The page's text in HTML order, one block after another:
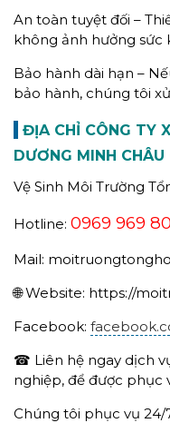
An toàn tuyệt đối –
không ảnh hưởng sức
Bảo hành dài hạn –
bảo hành, chúng tôi
ĐỊA CHỈ CÔNG TY
DƯƠNG MINH CHÂU
Vệ Sinh Môi Trường
Hotline: 0969 969
Mail:
🌐 Website: https://
Facebook:
☎ Liên hệ ngay dịch
nghiệp, để được phục
Chúng tôi phục vụ 24/